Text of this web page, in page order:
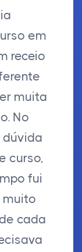
em
receio
muita
No
dúvida
curso,
fui
muito
cada